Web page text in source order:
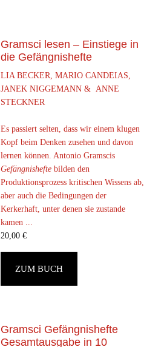
Gramsci lesen – Einstiege in
die Gefängnishefte
LIA BECKER, MARIO CANDEIAS,
JANEK NIGGEMANN & ANNE
STECKNER
Es passiert selten, dass wir einem klugen
Kopf beim Denken zusehen und davon
lernen können. Antonio Gramscis
Gefängnishefte bilden den
Produktionsprozess kritischen Wissens ab,
aber auch die Bedingungen der
Kerkerhaft, unter denen sie zustande
kamen ...
20,00€
ZUM BUCH
Gramsci Gefängnishefte
Gesamtausgabe in 10